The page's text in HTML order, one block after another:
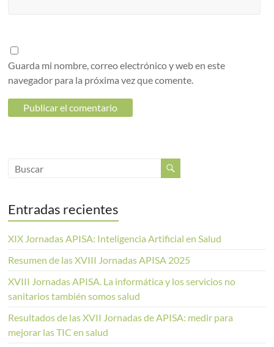
Guarda mi nombre, correo electrónico y web en este
navegador para la próxima vez que comente.
Entradas recientes
XIX Jornadas APISA: Inteligencia Artificial en Salud
Resumen de las XVIII Jornadas APISA 2025
XVIII Jornadas APISA. La informática y los servicios no
sanitarios también somos salud
Resultados de las XVII Jornadas de APISA: medir para
mejorar las TIC en salud